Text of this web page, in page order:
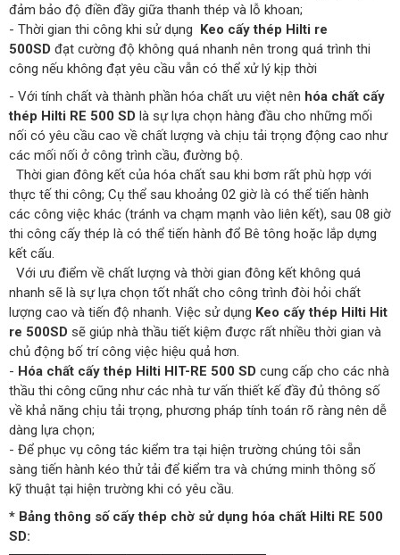
đảm bảo độ điền đầy giữa thanh thép và lỗ khoan;
- Thời gian thi công khi sử dụng Keo cấy thép Hilti re
500SD đạt cường độ không quá nhanh nên trong quá trình thi
công nếu không đạt yêu cầu vẫn có thể xử lý kịp thời
- Với tính chất và thành phần hóa chất ưu việt nên hóa chất cấy
thép Hilti RE 500 SD là sự lựa chọn hàng đầu cho những mối
nối có yêu cầu cao về chất lượng và chịu tải trọng động cao như
các mối nối ở công trình cầu, đường bộ.
Thời gian đông kết của hóa chất sau khi bơm rất phù hợp với
thực tế thi công; Cụ thể sau khoảng 02 giờ là có thể tiến hành
các công việc khác (tránh va chạm mạnh vào liên kết), sau 08 giờ
thi công cấy thép là có thể tiến hành đổ Bê tông hoặc lắp dựng
kết cấu.
Với ưu điểm về chất lượng và thời gian đông kết không quá
nhanh sẽ là sự lựa chọn tốt nhất cho công trình đòi hỏi chất
lượng cao và tiến độ nhanh. Việc sử dụng Keo cấy thép Hilti Hit
re 500SD sẽ giúp nhà thầu tiết kiệm được rất nhiều thời gian và
chủ động bố trí công việc hiệu quả hơn.
- Hóa chất cấy thép Hilti HIT-RE 500 SD cung cấp cho các nhà
thầu thi công cũng như các nhà tư vấn thiết kế đầy đủ thông số
về khả năng chịu tải trọng, phương pháp tính toán rõ ràng nên dễ
dàng lựa chọn;
- Để phục vụ công tác kiểm tra tại hiện trường chúng tôi sẵn
sàng tiến hành kéo thử tải để kiểm tra và chứng minh thông số
kỹ thuật tại hiện trường khi có yêu cầu.
* Bảng thông số cấy thép chờ sử dụng hóa chất Hilti RE 500
SD: